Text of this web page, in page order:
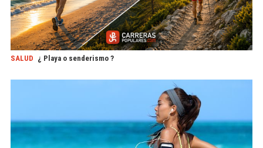
SALUD ¿ Playa o senderismo ?